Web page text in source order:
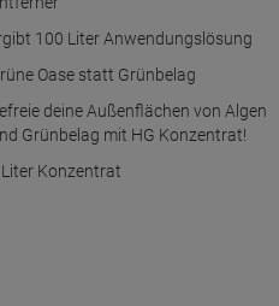
100 Liter Anwendungslösung
Oase statt Grünbelag
deine Außenflächen von Algen
Grünbelag mit HG Konzentrat!
Liter Konzentrat